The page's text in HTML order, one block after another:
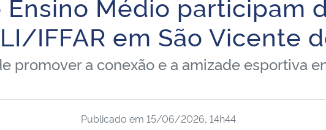
Advocacia-Geral da União Banco Central do Brasil
IFFAR em São Vicente
promover a conexão e a amizade esportiva
Publicado em 15/06/2026, 14h44